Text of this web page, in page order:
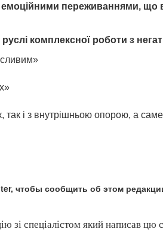
емоційними переживаннями,
комплексної роботи з
так і з внутрішньою опорою, а
чтобы сообщить об этом
зі спеціалістом який написав цю